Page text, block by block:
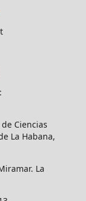
Ciencias
La Habana,
La